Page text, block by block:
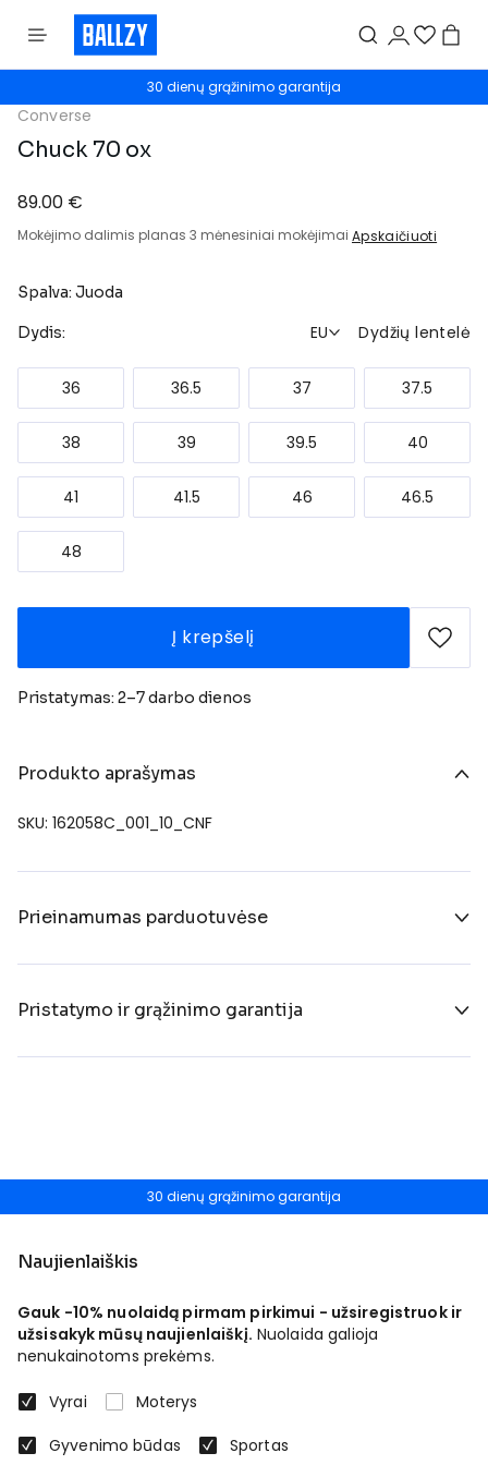
30 dienų grąžinimo garantija
Converse
Chuck 70 ox
89.00 €
Mokėjimo dalimis planas 3 mėnesiniai mokėjimai Apskaičiuoti
Spalva: Juoda
Dydis: EU Dydžių lentelė
36 36.5 37 37.5
38 39 39.5 40
41 41.5 46 46.5
48
Į krepšelį
Pristatymas: 2–7 darbo dienos
Produkto aprašymas
SKU: 162058C_001_10_CNF
Prieinamumas parduotuvėse
Pristatymo ir grąžinimo garantija
30 dienų grąžinimo garantija
Naujienlaiškis
Gauk -10% nuolaidą pirmam pirkimui - užsiregistruok ir
užsisakyk mūsų naujienlaiškį. Nuolaida galioja
nenukainotoms prekėms.
Vyrai
Moterys
Gyvenimo būdas
Sportas